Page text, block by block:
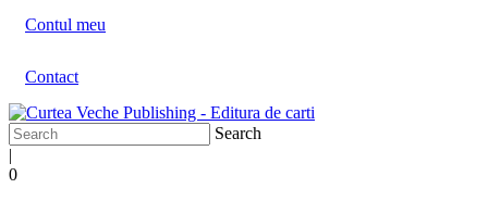
Contul meu
Contact
Search
|
0